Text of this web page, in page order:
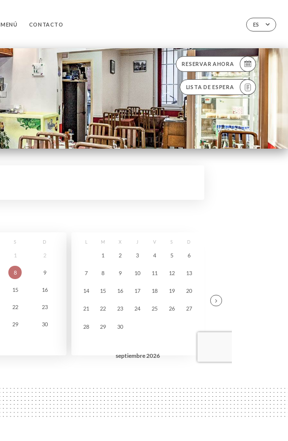
ES
MENÚ CONTACTO
RESERVAR AHORA
LISTA DE ESPERA